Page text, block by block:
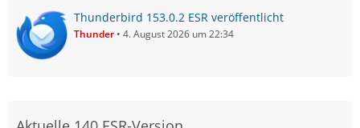
Thunderbird 153.0.2 ESR veröffentlicht
Thunder 4. August 2026 um 22:34